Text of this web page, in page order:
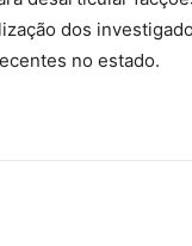
dos
no estado.